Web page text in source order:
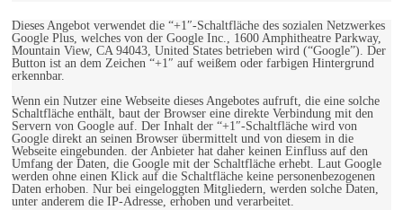
Dieses Angebot verwendet die “+1″-Schaltfläche des sozialen Netzwerkes
Google Plus, welches von der Google Inc., 1600 Amphitheatre Parkway,
Mountain View, CA 94043, United States betrieben wird (“Google”). Der
Button ist an dem Zeichen “+1″ auf weißem oder farbigen Hintergrund
erkennbar.
Wenn ein Nutzer eine Webseite dieses Angebotes aufruft, die eine solche
Schaltfläche enthält, baut der Browser eine direkte Verbindung mit den
Servern von Google auf. Der Inhalt der “+1″-Schaltfläche wird von
Google direkt an seinen Browser übermittelt und von diesem in die
Webseite eingebunden. der Anbieter hat daher keinen Einfluss auf den
Umfang der Daten, die Google mit der Schaltfläche erhebt. Laut Google
werden ohne einen Klick auf die Schaltfläche keine personenbezogenen
Daten erhoben. Nur bei eingeloggten Mitgliedern, werden solche Daten,
unter anderem die IP-Adresse, erhoben und verarbeitet.